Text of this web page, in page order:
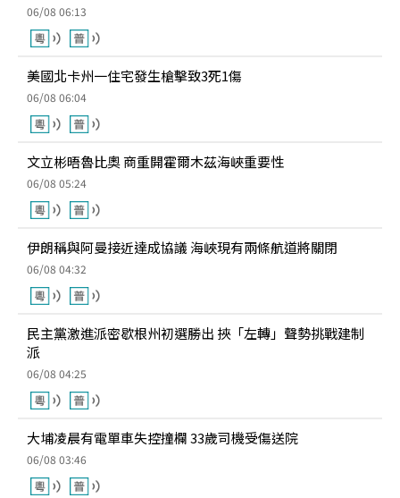
06/08 06:13
美國北卡州一住宅發生槍擊致3死1傷
06/08 06:04
文立彬晤魯比奧 商重開霍爾木茲海峽重要性
06/08 05:24
伊朗稱與阿曼接近達成協議 海峽現有兩條航道將關閉
06/08 04:32
民主黨激進派密歇根州初選勝出 挾「左轉」聲勢挑戰建制
派
06/08 04:25
大埔凌晨有電單車失控撞欄 33歲司機受傷送院
06/08 03:46